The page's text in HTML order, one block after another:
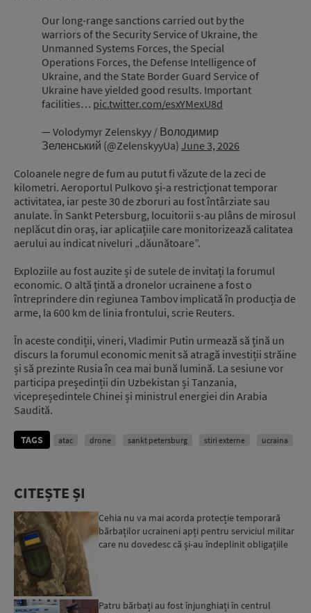
Our long-range sanctions carried out by the
warriors of the Security Service of Ukraine, the
Unmanned Systems Forces, the Special
Operations Forces, the Defense Intelligence of
Ukraine, and the State Border Guard Service of
Ukraine have yielded good results. Important
facilities… pic.twitter.com/esxYMexU8d
— Volodymyr Zelenskyy / Володимир
Зеленський (@ZelenskyyUa) June 3, 2026
Coloanele negre de fum au putut fi văzute de la zeci de
kilometri. Aeroportul Pulkovo și-a restricționat temporar
activitatea, iar peste 30 de zboruri au fost întârziate sau
anulate. În Sankt Petersburg, locuitorii s-au plâns de mirosul
neplăcut din oraș, iar aplicațiile care monitorizează calitatea
aerului au indicat niveluri „dăunătoare”.
Exploziile au fost auzite și de sutele de invitați la forumul
economic. O altă țintă a dronelor ucrainene a fost o
întreprindere din regiunea Tambov implicată în producția de
arme, la 600 km de linia frontului, scrie Reuters.
În aceste condiții, vineri, Vladimir Putin urmează să țină un
discurs la forumul economic menit să atragă investiții străine
și să prezinte Rusia în cea mai bună lumină. La sesiune vor
participa președinții din Uzbekistan și Tanzania,
vicepreședintele Chinei și ministrul energiei din Arabia
Saudită.
TAGS atac drone sankt petersburg stiri externe ucraina
CITEȘTE ȘI
Cehia nu va mai acorda protecție temporară
bărbaților ucraineni apți pentru serviciul militar
care nu dovedesc că și-au îndeplinit obligațiile
Patru bărbați au fost înjunghiați în centrul